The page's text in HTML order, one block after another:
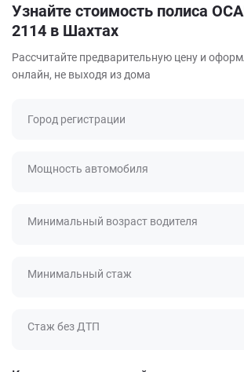
Узнайте стоимость полиса
2114 в Шахтах
Рассчитайте предварительную цену и
онлайн, не выходя из дома
Город регистрации
Мощность автомобиля
Минимальный возраст водителя
Минимальный стаж
Стаж без ДТП